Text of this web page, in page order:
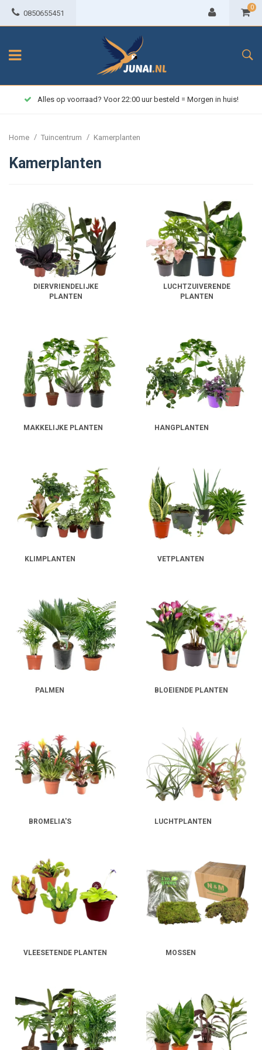
0850655451
0
Alles op voorraad? Voor 22:00 uur besteld = Morgen in huis!
Home / Tuincentrum / Kamerplanten
Kamerplanten
DIERVRIENDELIJKE
PLANTEN
LUCHTZUIVERENDE
PLANTEN
MAKKELIJKE PLANTEN HANGPLANTEN
KLIMPLANTEN VETPLANTEN
PALMEN BLOEIENDE PLANTEN
BROMELIA'S LUCHTPLANTEN
VLEESETENDE PLANTEN MOSSEN